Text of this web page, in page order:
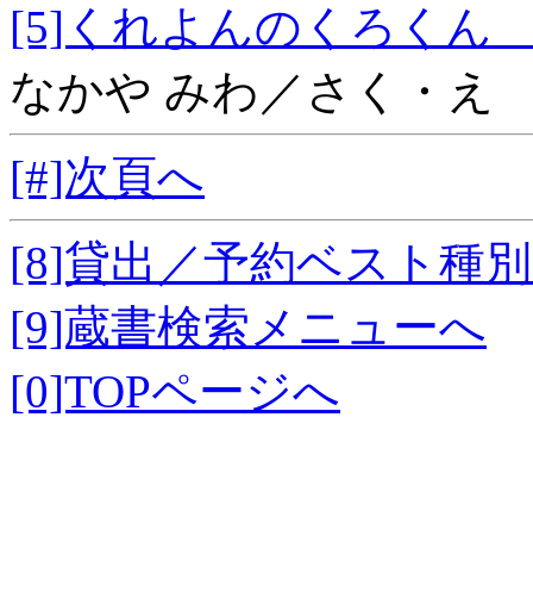
[5]くれよんのくろ
なかや みわ／さく・え
[#]次頁へ
[8]貸出／予約ベスト種
[9]蔵書検索メニューへ
[0]TOPページへ